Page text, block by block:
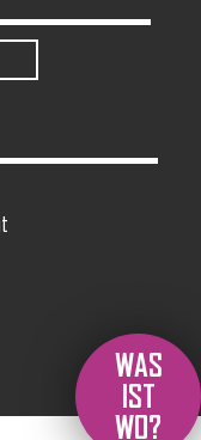
WAS
IST
WO?
MENU